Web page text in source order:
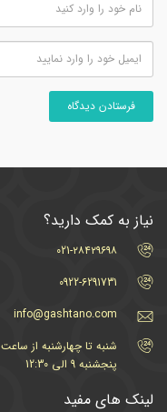
نیاز به کمک دارید؟
021-۲۸۴۲۹۶۹۸
0922-6291731
info@gashtano.com
شنبه تا چهارشنبه از ساعت 8:15 الی 21
پنجشنبه 9 الی 12:30
لینک های مفید